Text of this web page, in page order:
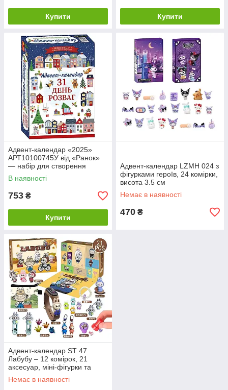
Купити Купити
Адвент-календар «2025»
АРТ10100745У від «Ранок»
— набір для створення
ялинкових іграшок,
розмальовки та творчих
В наявності
753 ₴
Купити
Адвент-календар LZMH 024 з
фігурками героїв, 24 комірки,
висота 3.5 см
Немає в наявності
470 ₴
Адвент-календар ST 47
Лабубу – 12 комірок, 21
аксесуар, міні-фігурки та
ігрові сюрпризи
Немає в наявності